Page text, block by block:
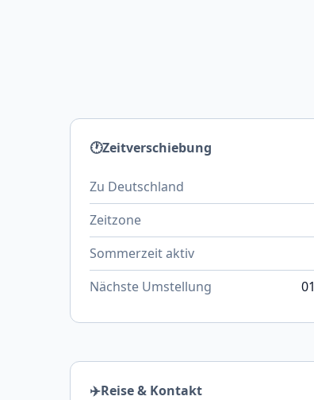
🕐Zeitverschiebung
Zu Deutschland
Zeitzone
Sommerzeit aktiv
Nächste Umstellung
✈️Reise & Kontakt